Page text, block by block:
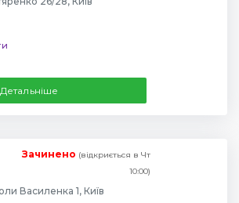
Детальніше
Зачинено (відкриється в Чт
10:00)
Василенка 1, Київ